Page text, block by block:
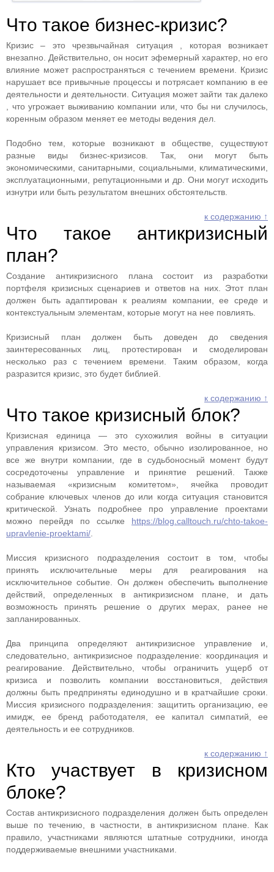
Что такое бизнес-кризис?
Кризис – это чрезвычайная ситуация , которая возникает
внезапно. Действительно, он носит эфемерный характер, но его
влияние может распространяться с течением времени. Кризис
нарушает все привычные процессы и потрясает компанию в ее
деятельности и деятельности. Ситуация может зайти так далеко
, что угрожает выживанию компании или, что бы ни случилось,
коренным образом меняет ее методы ведения дел.
Подобно тем, которые возникают в обществе, существуют
разные виды бизнес-кризисов. Так, они могут быть
экономическими, санитарными, социальными, климатическими,
эксплуатационными, репутационными и др. Они могут исходить
изнутри или быть результатом внешних обстоятельств.
к содержанию ↑
Что такое антикризисный
план?
Создание антикризисного плана состоит из разработки
портфеля кризисных сценариев и ответов на них. Этот план
должен быть адаптирован к реалиям компании, ее среде и
контекстуальным элементам, которые могут на нее повлиять.
Кризисный план должен быть доведен до сведения
заинтересованных лиц, протестирован и смоделирован
несколько раз с течением времени. Таким образом, когда
разразится кризис, это будет библией.
к содержанию ↑
Что такое кризисный блок?
Кризисная единица — это сухожилия войны в ситуации
управления кризисом. Это место, обычно изолированное, но
все же внутри компании, где в судьбоносный момент будут
сосредоточены управление и принятие решений. Также
называемая «кризисным комитетом», ячейка проводит
собрание ключевых членов до или когда ситуация становится
критической. Узнать подробнее про управление проектами
можно перейдя по ссылке https://blog.calltouch.ru/chto-takoe-
upravlenie-proektami/
Миссия кризисного подразделения состоит в том, чтобы
принять исключительные меры для реагирования на
исключительное событие. Он должен обеспечить выполнение
действий, определенных в антикризисном плане, и дать
возможность принять решение о других мерах, ранее не
запланированных.
Два принципа определяют антикризисное управление и,
следовательно, антикризисное подразделение: координация и
реагирование. Действительно, чтобы ограничить ущерб от
кризиса и позволить компании восстановиться, действия
должны быть предприняты единодушно и в кратчайшие сроки.
Миссия кризисного подразделения: защитить организацию, ее
имидж, ее бренд работодателя, ее капитал симпатий, ее
деятельность и ее сотрудников.
к содержанию ↑
Кто участвует в кризисном
блоке?
Состав антикризисного подразделения должен быть определен
выше по течению, в частности, в антикризисном плане. Как
правило, участниками являются штатные сотрудники, иногда
поддерживаемые внешними участниками.